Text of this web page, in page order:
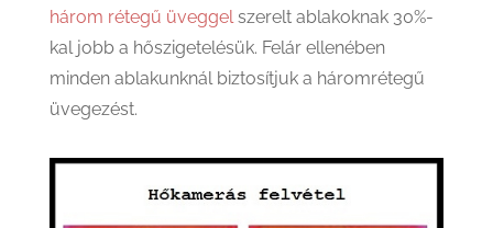
három rétegű üveggelszerelt ablakoknak 30%-
kal jobb a hőszigetelésük. Felár ellenében
minden ablakunknál biztosítjuk a háromrétegű
üvegezést.